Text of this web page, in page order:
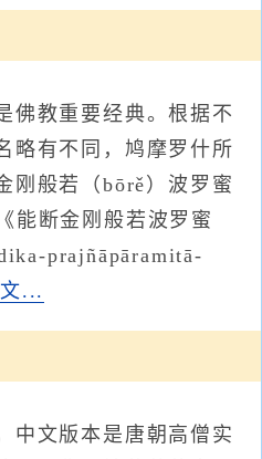
佛教重要经典。根据不
略有不同，鸠摩罗什所
刚般若（bōrě）波罗蜜
能断金刚般若波罗蜜
prajñāpāramitā-
...
中文版本是唐朝高僧实